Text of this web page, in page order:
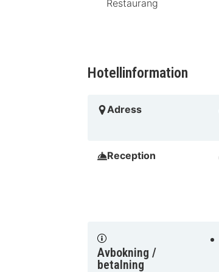
Restaurang
Hotellinformation
Adress
Reception
Avbokning /
betalning